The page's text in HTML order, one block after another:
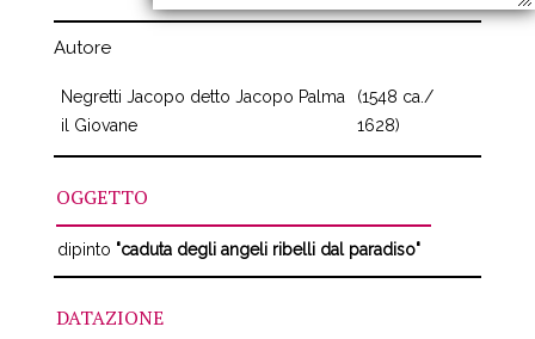
Autore
Negretti Jacopo detto Jacopo Palma
il Giovane
(1548 ca./
1628)
OGGETTO
dipinto "caduta degli angeli ribelli dal paradiso"
DATAZIONE